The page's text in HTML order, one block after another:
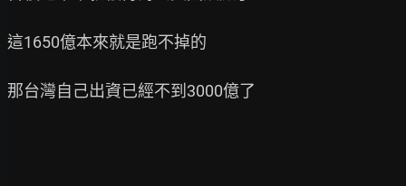
這1650億本來就是跑不掉的
那台灣自己出資已經不到3000億了